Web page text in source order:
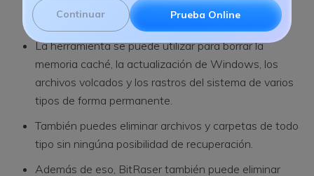
Continuar Prueba Online
Descargar Compra ahora
La herramienta se puede utilizar para borrar la
memoria caché, la actualización de Windows, los
archivos volcados y los rastros del sistema de varios
tipos de forma permanente.
También puedes eliminar archivos y carpetas de todo
tipo sin ningúna posibilidad de recuperación.
Además de eso, BitRaser también puede eliminar